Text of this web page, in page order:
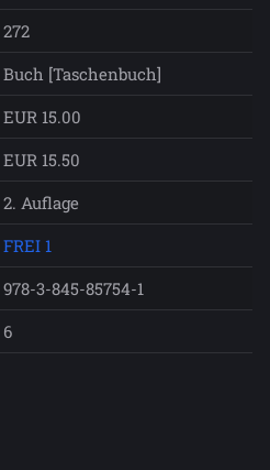
272
Buch [Taschenbuch]
EUR 15.00
EUR 15.50
2. Auflage
FREI 1
978-3-845-85754-1
6